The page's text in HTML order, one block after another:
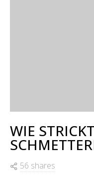
WIE
56 shares